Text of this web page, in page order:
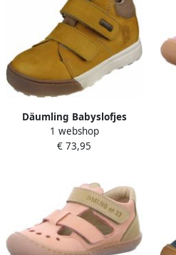
Däumling Babyslofjes
1 webshop
€ 73,95